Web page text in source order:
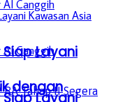
Layani
dengan
Layani